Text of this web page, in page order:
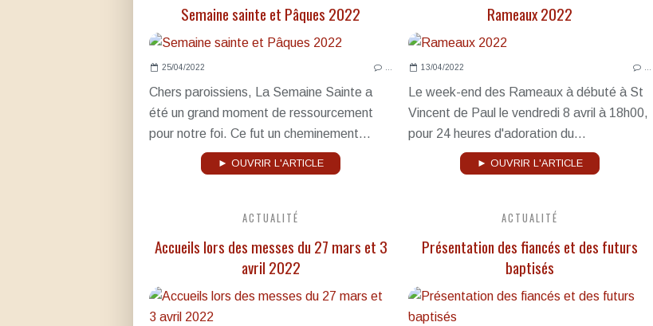
Semaine sainte et Pâques 2022
25/04/2022
Chers paroissiens, La Semaine Sainte a
été un grand moment de ressourcement
pour notre foi. Ce fut un cheminement...
► OUVRIR L'ARTICLE
Rameaux 2022
13/04/2022
Le week-end des Rameaux à débuté à St
Vincent de Paul le vendredi 8 avril à 18h00,
pour 24 heures d'adoration du...
► OUVRIR L'ARTICLE
ACTUALITÉ
Accueils lors des messes du 27 mars et 3
avril 2022
ACTUALITÉ
Présentation des fiancés et des futurs
baptisés